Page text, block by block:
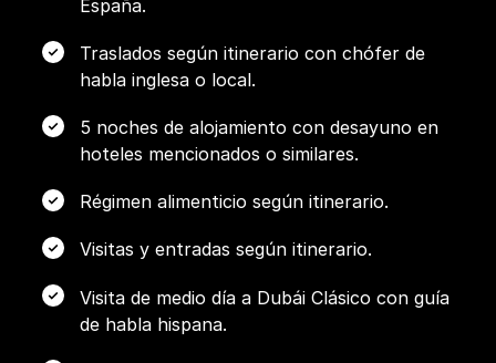
España.
Traslados según itinerario con chófer de
habla inglesa o local.
5 noches de alojamiento con desayuno en
hoteles mencionados o similares.
Régimen alimenticio según itinerario.
Visitas y entradas según itinerario.
Visita de medio día a Dubái Clásico con guía
de habla hispana.